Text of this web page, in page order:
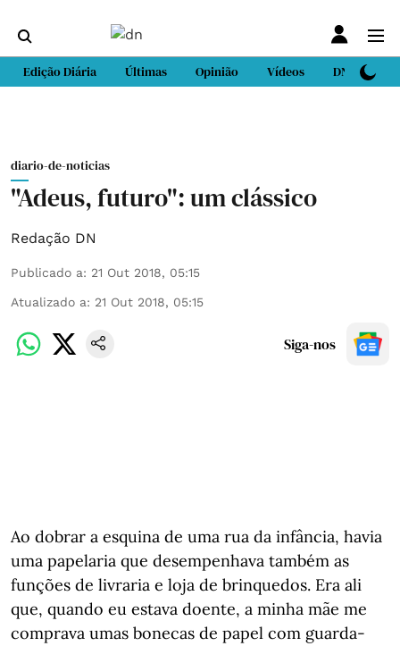
Edição Diária Últimas Opinião Vídeos DN Sport
diario-de-noticias
"Adeus, futuro": um clássico
Redação DN
Publicado a: 21 Out 2018, 05:15
Atualizado a: 21 Out 2018, 05:15
Siga-nos
Ao dobrar a esquina de uma rua da infância, havia
uma papelaria que desempenhava também as
funções de livraria e loja de brinquedos. Era ali
que, quando eu estava doente, a minha mãe me
comprava umas bonecas de papel com guarda-